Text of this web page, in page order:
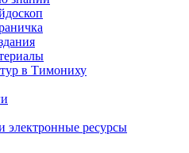
в Тимониху
электронные ресурсы